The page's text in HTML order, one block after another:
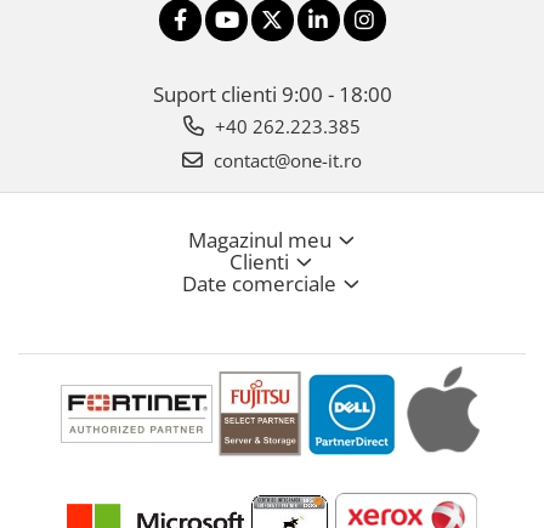
Suport clienti 9:00 - 18:00
+40 262.223.385
contact@one-it.ro
Magazinul meu
Clienti
Date comerciale